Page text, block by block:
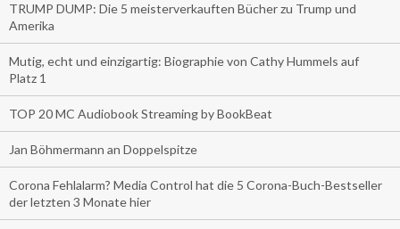
TRUMP DUMP: Die 5 meisterverkauften Bücher zu Trump und
Amerika
Mutig, echt und einzigartig: Biographie von Cathy Hummels auf
Platz 1
TOP 20 MC Audiobook Streaming by BookBeat
Jan Böhmermann an Doppelspitze
Corona Fehlalarm? Media Control hat die 5 Corona-Buch-Bestseller
der letzten 3 Monate hier